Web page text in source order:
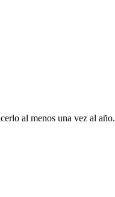
al menos una vez al año.